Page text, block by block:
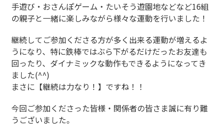
手遊び・おさんぽゲーム・たいそう遊園地などなど16組
の親子と一緒に楽しみながら様々な運動を行いました！
継続してご参加くださる方が多く出来る運動が増えるよ
うになり、特に鉄棒ではぶら下がるだけだったお友達も
回ったり、ダイナミックな動作もできるようになってき
ました(^^)
まさに【継続は力なり！】ですね！！
今回ご参加くださった皆様・関係者の皆さま誠に有り難
うございました。